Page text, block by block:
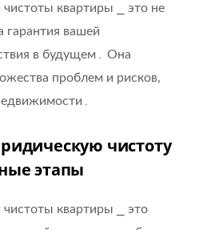
квартиры ⎯ это не
гарантия вашей
в будущем․ Она
проблем и рисков,
чистоту
этапы
квартиры ⎯ это